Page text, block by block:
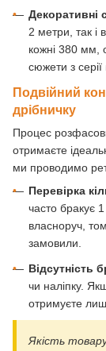
•
Декоративні
2 метри, так і
кожні 380 мм,
сюжети з
Подвійний
дрібничку
Процес
отримаєте
ми проводимо
•
Перевірка
часто бракує
власноруч,
замовили.
•
Відсутність
чи наліпку.
отримуєте
Якість